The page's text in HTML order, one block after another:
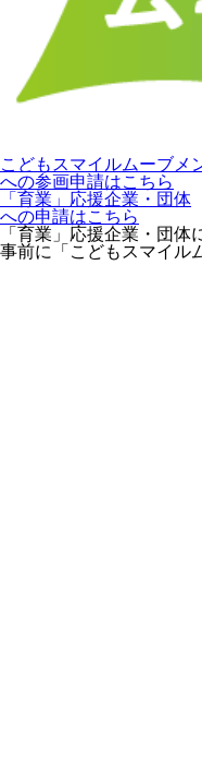
こどもスマイルムーブメ
への参画申請はこちら
「育業」応援企業・団体
への申請はこちら
「育業」応援企業・団体
事前に「こどもスマイル